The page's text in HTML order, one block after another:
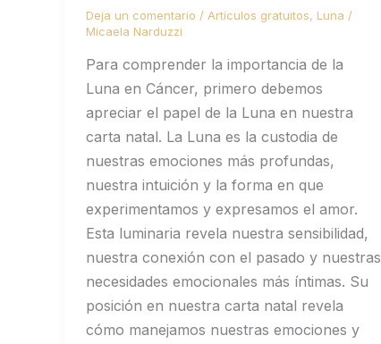
Deja un comentario / Artículos gratuitos, Luna /
Micaela Narduzzi
Para comprender la importancia de la
Luna en Cáncer, primero debemos
apreciar el papel de la Luna en nuestra
carta natal. La Luna es la custodia de
nuestras emociones más profundas,
nuestra intuición y la forma en que
experimentamos y expresamos el amor.
Esta luminaria revela nuestra sensibilidad,
nuestra conexión con el pasado y nuestras
necesidades emocionales más íntimas. Su
posición en nuestra carta natal revela
cómo manejamos nuestras emociones y